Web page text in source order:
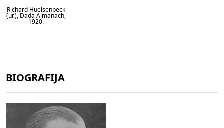
Richard Huelsenbeck
(ur.), Dada Almanach,
1920.
BIOGRAFIJA